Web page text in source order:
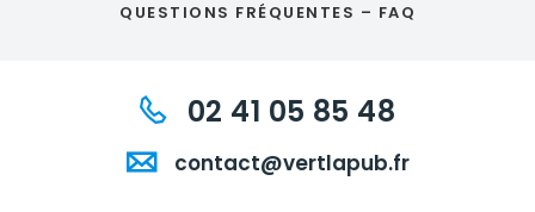
QUESTIONS FRÉQUENTES – FAQ
02 41 05 85 48
contact@vertlapub.fr